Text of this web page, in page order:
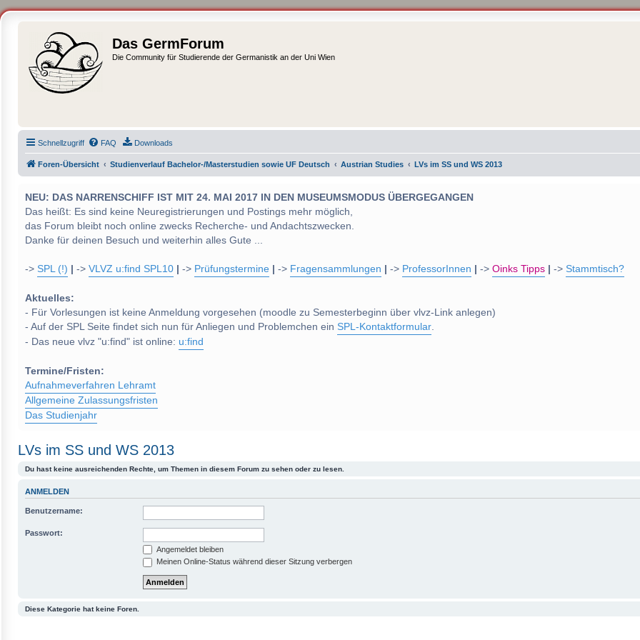
Das GermForum
Die Community für Studierende der Germanistik an der Uni Wien
Schnellzugriff FAQ Downloads
Foren-Übersicht Studienverlauf Bachelor-/Masterstudien sowie UF Deutsch Austrian Studies LVs im SS und WS 2013
NEU: DAS NARRENSCHIFF IST MIT 24. MAI 2017 IN DEN MUSEUMSMODUS ÜBERGEGANGEN
Das heißt: Es sind keine Neuregistrierungen und Postings mehr möglich,
das Forum bleibt noch online zwecks Recherche- und Andachtszwecken.
Danke für deinen Besuch und weiterhin alles Gute ...
-> SPL (!) -> VLVZ u:find SPL10 -> Prüfungstermine -> Fragensammlungen -> ProfessorInnen -> Oinks Tipps -> Stammtisch?
Aktuelles:
- Für Vorlesungen ist keine Anmeldung vorgesehen (moodle zu Semesterbeginn über vlvz-Link anlegen)
- Auf der SPL Seite findet sich nun für Anliegen und Problemchen ein SPL-Kontaktformular.
- Das neue vlvz "u:find" ist online: u:find
Termine/Fristen:
Aufnahmeverfahren Lehramt
Allgemeine Zulassungsfristen
Das Studienjahr
LVs im SS und WS 2013
Du hast keine ausreichenden Rechte, um Themen in diesem Forum zu sehen oder zu lesen.
ANMELDEN
Benutzername:
Passwort:
Angemeldet bleiben
Meinen Online-Status während dieser Sitzung verbergen
Diese Kategorie hat keine Foren.